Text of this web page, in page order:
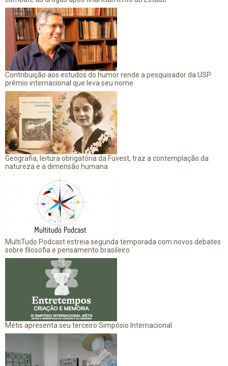
Contribuição aos estudos do humor rende a pesquisador da USP
prêmio internacional que leva seu nome
Geografia, leitura obrigatória da Fuvest, traz a contemplação da
natureza e a dimensão humana
MultiTudo Podcast estreia segunda temporada com novos debates
sobre filosofia e pensamento brasileiro
Métis apresenta seu terceiro Simpósio Internacional